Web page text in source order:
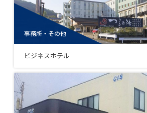
事務所・その他
ビジネスホテル